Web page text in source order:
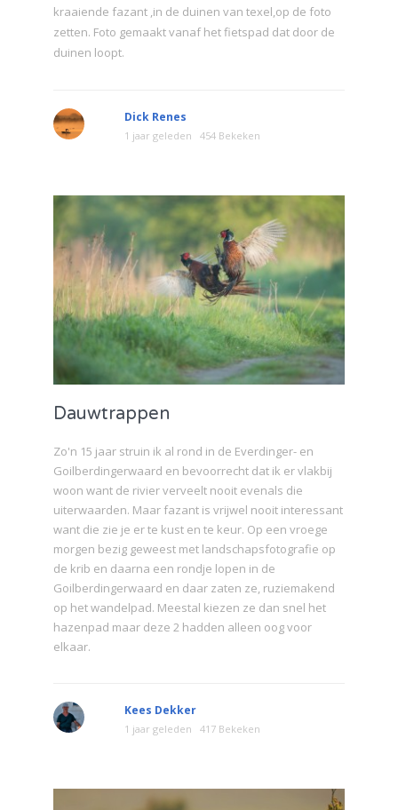
kraaiende fazant ,in de duinen van texel,op de foto
zetten. Foto gemaakt vanaf het fietspad dat door de
duinen loopt.
Dick Renes
1 jaar geleden 454 Bekeken
Dauwtrappen
Zo'n 15 jaar struin ik al rond in de Everdinger- en
Goilberdingerwaard en bevoorrecht dat ik er vlakbij
woon want de rivier verveelt nooit evenals die
uiterwaarden. Maar fazant is vrijwel nooit interessant
want die zie je er te kust en te keur. Op een vroege
morgen bezig geweest met landschapsfotografie op
de krib en daarna een rondje lopen in de
Goilberdingerwaard en daar zaten ze, ruziemakend
op het wandelpad. Meestal kiezen ze dan snel het
hazenpad maar deze 2 hadden alleen oog voor
elkaar.
Kees Dekker
1 jaar geleden 417 Bekeken